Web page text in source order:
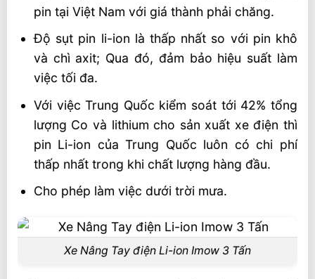
pin tại Việt Nam với giá thành phải chăng.
Độ sụt pin li-ion là thấp nhất so với pin khô
và chì axit; Qua đó, đảm bảo hiệu suất làm
việc tối đa.
Với việc Trung Quốc kiểm soát tới 42% tổng
lượng Co và lithium cho sản xuất xe điện thì
pin Li-ion của Trung Quốc luôn có chi phí
thấp nhất trong khi chất lượng hàng đầu.
Cho phép làm việc dưới trời mưa.
Xe Nâng Tay điện Li-ion Imow 3 Tấn